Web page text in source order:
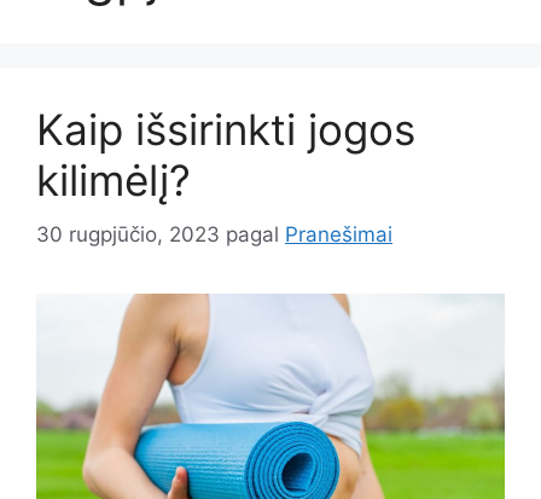
Kaip išsirinkti jogos
kilimėlį?
30 rugpjūčio, 2023 pagal Pranešimai